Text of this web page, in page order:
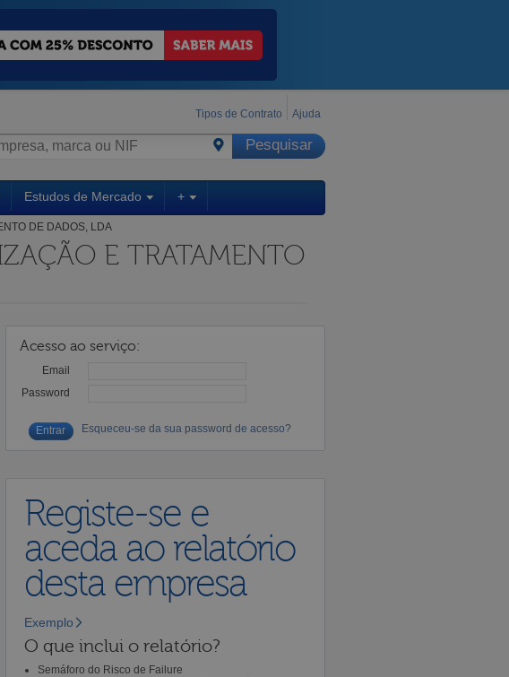
Tipos de Contrato Ajuda
Estudos de Mercado +
DE DADOS, LDA
E TRATAMENTO
Acesso ao serviço:
Email
Password
Esqueceu-se da sua password de acesso?
Registe-se e
aceda ao relatório
desta empresa
Exemplo
O que inclui o relatório?
Semáforo do Risco de Failure